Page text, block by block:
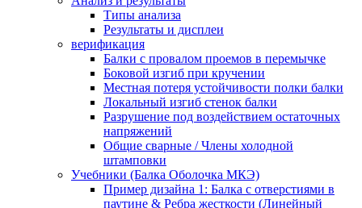
Типы анализа
Результаты и дисплеи
верификация
Балки с провалом проемов в перемычке
Боковой изгиб при кручении
Местная потеря устойчивости полки балки
Локальный изгиб стенок балки
Разрушение под воздействием остаточных
напряжений
Общие сварные / Члены холодной
штамповки
Учебники (Балка Оболочка МКЭ)
Пример дизайна 1: Балка с отверстиями в
паутине & Ребра жесткости (Линейный